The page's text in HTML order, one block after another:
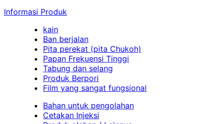
Informasi Produk
kain
Ban berjalan
Pita perekat (pita Chukoh)
Papan Frekuensi Tinggi
Tabung dan selang
Produk Berpori
Film yang sangat fungsional
Bahan untuk pengolahan
Cetakan Injeksi